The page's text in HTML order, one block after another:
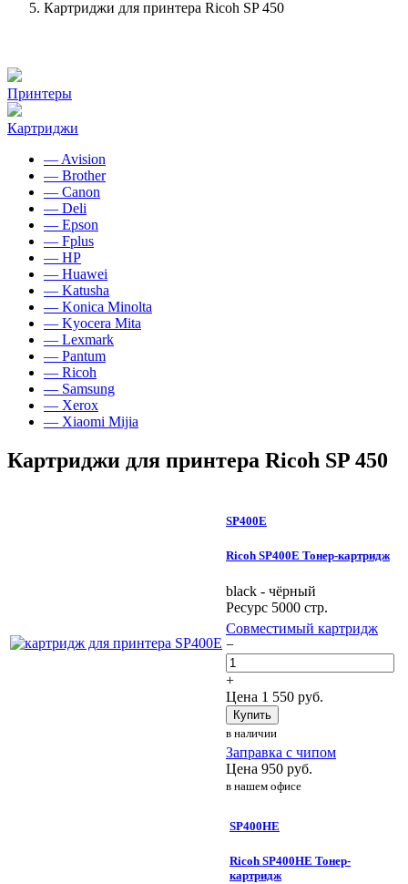
Картриджи для принтера Ricoh SP 450
Принтеры
Картриджи
— Avision
— Brother
— Canon
— Deli
— Epson
— Fplus
— HP
— Huawei
— Katusha
— Konica Minolta
— Kyocera Mita
— Lexmark
— Pantum
— Ricoh
— Samsung
— Xerox
— Xiaomi Mijia
Картриджи для принтера Ricoh SP 450
SP400E
Ricoh SP400E Тонер-картридж
black - чёрный
Ресурс 5000 стр.
Совместимый картридж
−
+
Цена 1 550 руб.
Купить
в наличии
Заправка с чипом
Цена 950 руб.
в нашем офисе
SP400HE
Ricoh SP400HE Тонер-
картридж